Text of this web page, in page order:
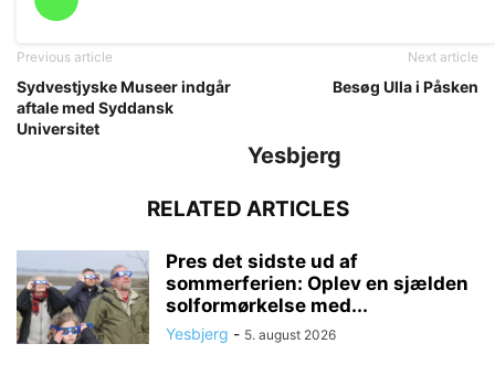
Previous article
Sydvestjyske Museer indgår
aftale med Syddansk
Universitet
Next article
Besøg Ulla i Påsken
Yesbjerg
RELATED ARTICLES
Pres det sidste ud af
sommerferien: Oplev en sjælden
solformørkelse med...
Yesbjerg - 5. august 2026